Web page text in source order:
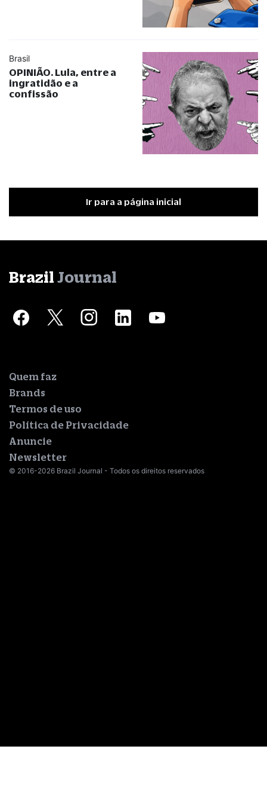
Brasil
OPINIÃO. Lula, entre a
ingratidão e a
confissão
Ir para a página inicial
Brazil Journal
Quem faz
Brands
Termos de uso
Política de Privacidade
Anuncie
Newsletter
© 2016-2026 Brazil Journal - Todos os direitos reservados